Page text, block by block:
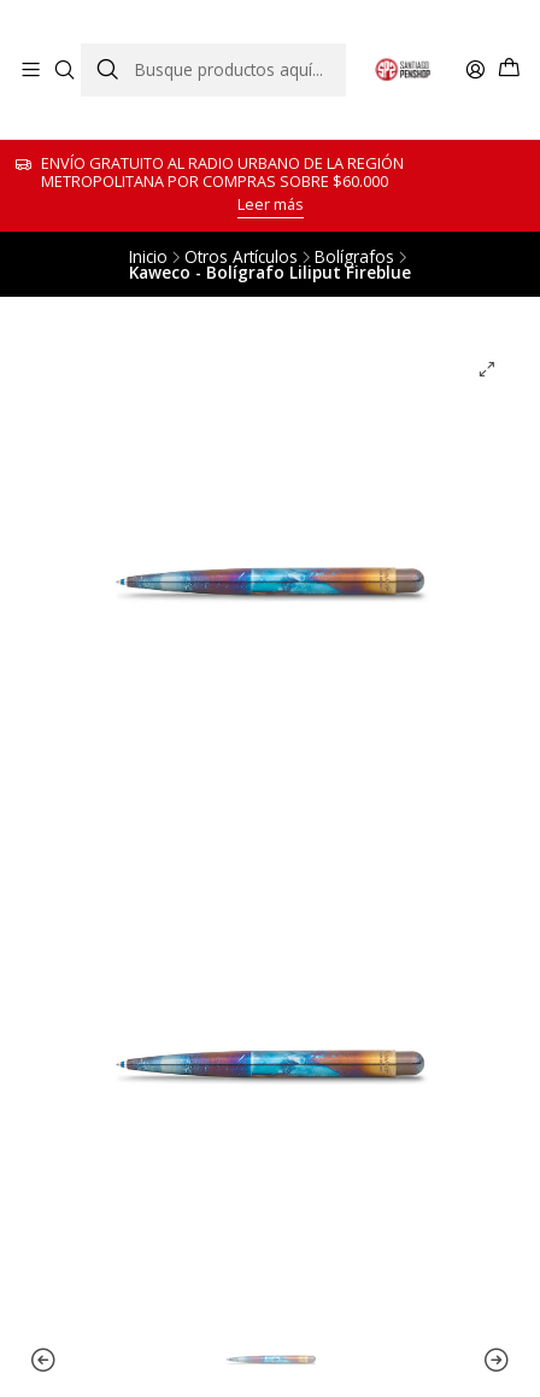
ENVÍO GRATUITO AL RADIO URBANO DE LA REGIÓN
METROPOLITANA POR COMPRAS SOBRE $60.000
Leer más
Inicio Otros Artículos Bolígrafos
Kaweco - Bolígrafo Liliput Fireblue